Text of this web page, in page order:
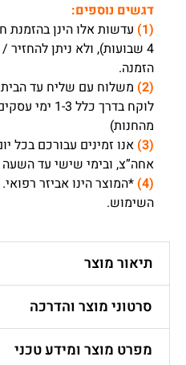
דגשים נוספים:
(1)
4 שבועות), ולא ניתן
הזמנה.
(2)
משלוח עם שליח עד הבית
לוקח בדרך
מהחנות)
(3)
אחה”צ, ובימי שישי עד השעה 13:30.
(4)
*המוצר הינו אביזר
השימוש.
תיאור מוצר
סרטוני מוצר והדרכה
מפרט מוצר ומידע טכני